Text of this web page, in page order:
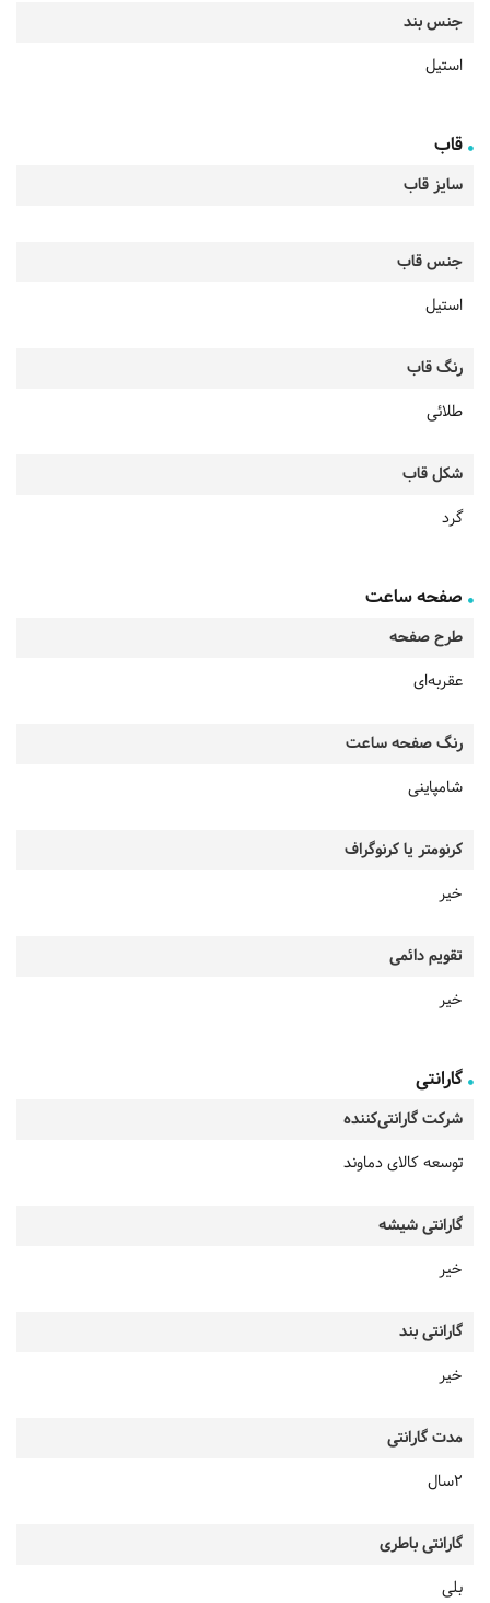
جنس بند
استیل
قاب
سایز قاب
جنس قاب
استیل
رنگ قاب
طلائی
شکل قاب
گرد
صفحه ساعت
طرح صفحه
عقربه‌ای
رنگ صفحه ساعت
شامپاینی
کرنومتر یا کرنوگراف
خیر
تقویم دائمی
خیر
گارانتی
شرکت گارانتی‌کننده
توسعه کالای دماوند
گارانتی شیشه
خیر
گارانتی بند
خیر
مدت گارانتی
2سال
گارانتی باطری
بلی